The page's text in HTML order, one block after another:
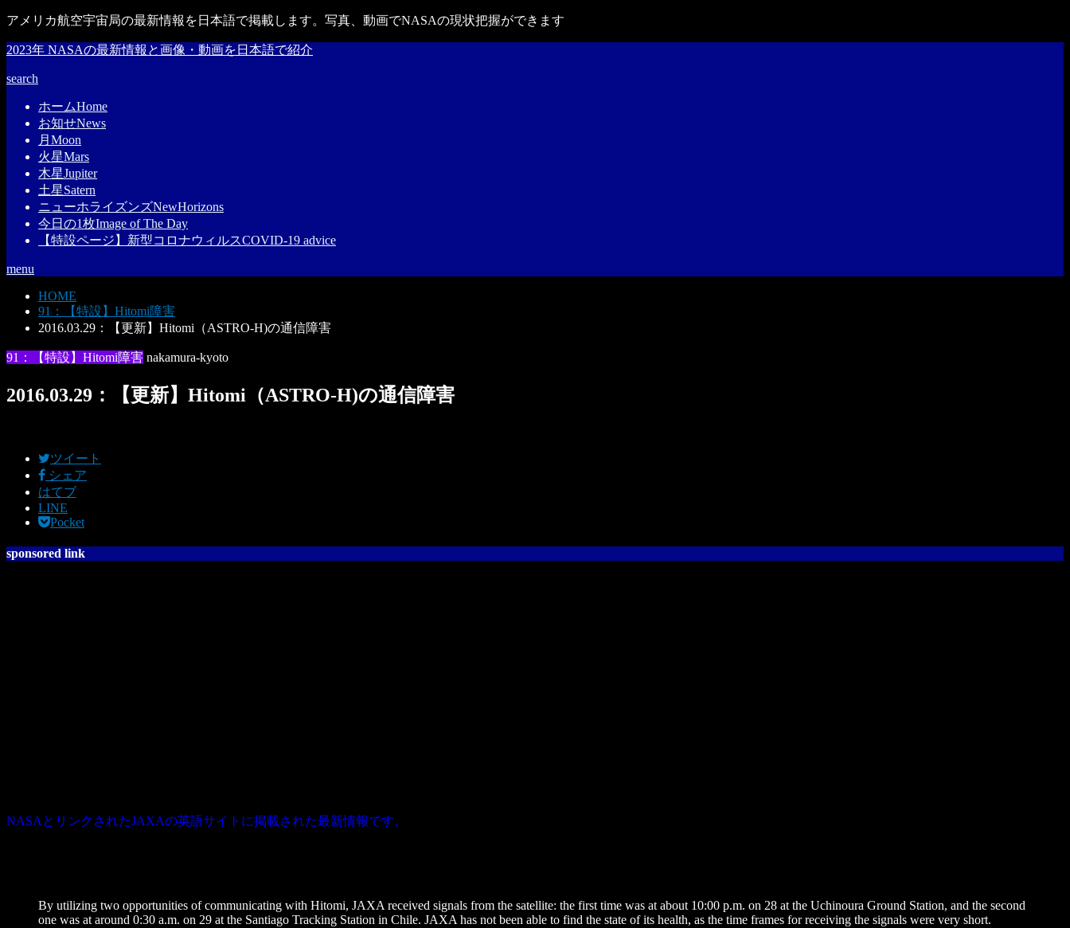
アメリカ航空宇宙局の最新情報を日本語で掲載します。写真、動画でNASAの現状把握ができます
2023年 NASAの最新情報と画像・動画を日本語で紹介
search
ホームHome
お知せNews
月 Moon
火星Mars
木星Jupiter
土星Satern
ニューホライズンズNewHorizons
今日の1枚Image of The Day
【特設ページ】新型コロナウィルスCOVID-19 advice
menu
HOME
91：【特設】Hitomi障害
2016.03.29：【更新】Hitomi（ASTRO-H)の通信障害
91：【特設】Hitomi障害 nakamura-kyoto
2016.03.29：【更新】Hitomi（ASTRO-H)の通信障害
ツイート
シェア
はてブ
LINE
Pocket
sponsored link
NASAとリンクされたJAXAの英語サイトに掲載された最新情報です。
By utilizing two opportunities of communicating with Hitomi, JAXA received signals from the satellite: the first time was at about 10:00 p.m. on 28 at the Uchinoura Ground Station, and the second
one was at around 0:30 a.m. on 29 at the Santiago Tracking Station in Chile. JAXA has not been able to find the state of its health, as the time frames for receiving the signals were very short.